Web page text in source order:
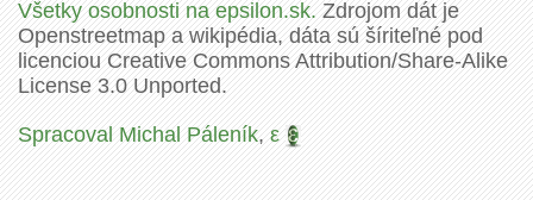
Všetky osobnosti na epsilon.sk.Zdrojom dát je
Openstreetmap a wikipédia, dáta sú šíriteľné pod
licenciou Creative Commons Attribution/Share-Alike
License 3.0 Unported.
Spracoval Michal Páleník,ε